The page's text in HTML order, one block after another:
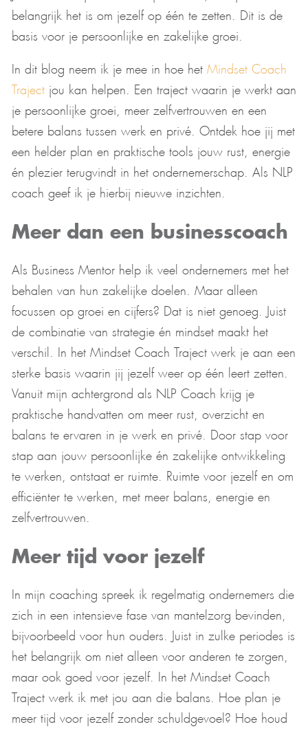
belangrijk het is om jezelf op één te zetten. Dit is de
basis voor je persoonlijke en zakelijke groei.
In dit blog neem ik je mee in hoe het Mindset Coach
Traject jou kan helpen. Een traject waarin je werkt aan
je persoonlijke groei, meer zelfvertrouwen en een
betere balans tussen werk en privé. Ontdek hoe jij met
een helder plan en praktische tools jouw rust, energie
én plezier terugvindt in het ondernemerschap. Als NLP
coach geef ik je hierbij nieuwe inzichten.
Meer dan een businesscoach
Als Business Mentor help ik veel ondernemers met het
behalen van hun zakelijke doelen. Maar alleen
focussen op groei en cijfers? Dat is niet genoeg. Juist
de combinatie van strategie én mindset maakt het
verschil. In het Mindset Coach Traject werk je aan een
sterke basis waarin jij jezelf weer op één leert zetten.
Vanuit mijn achtergrond als NLP Coach krijg je
praktische handvatten om meer rust, overzicht en
balans te ervaren in je werk en privé. Door stap voor
stap aan jouw persoonlijke én zakelijke ontwikkeling
te werken, ontstaat er ruimte. Ruimte voor jezelf en om
efficiënter te werken, met meer balans, energie en
zelfvertrouwen.
Meer tijd voor jezelf
In mijn coaching spreek ik regelmatig ondernemers die
zich in een intensieve fase van mantelzorg bevinden,
bijvoorbeeld voor hun ouders. Juist in zulke periodes is
het belangrijk om niet alleen voor anderen te zorgen,
maar ook goed voor jezelf. In het Mindset Coach
Traject werk ik met jou aan die balans. Hoe plan je
meer tijd voor jezelf zonder schuldgevoel? Hoe houd